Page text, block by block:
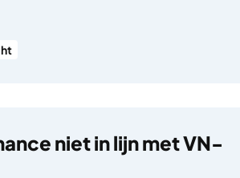
niet in lijn met VN-